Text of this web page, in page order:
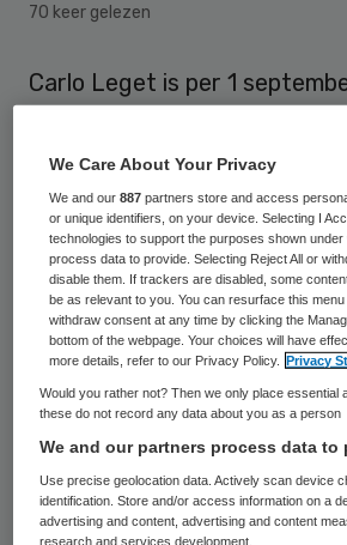
70 keer gelezen
Carlo Leget is per 1
geestelijke
de Universiteit voor
Utrecht. Daarnaast wordt
hoogleraar op het gebied
spirituele vragen in relatie
zorg in hospices.
Leget promoveerde in 1997
Katholieke Theologische
Utrecht, en werkte daarna
docent medische ethiek aan
Universitair Medisch
We Care About Your Privacy
We and our887 partners store and access
or unique identifiers, on your device. Selecting I
technologies to support the purposes shown
process data to provide. Selecting Reject All or
disable them. If trackers are disabled, some
be as relevant to you. You can resurface this
withdraw consent at any time by clicking the
bottom of the webpage. Your choices will have
more details, refer to our Privacy Policy.
Privacy
Would you rather not? Then we only place essential
these do not record any data about you as a person
We and our partners process data to
Use precise geolocation data. Actively scan device
identification. Store and/or access information on a
advertising and content, advertising and content
research and services development.